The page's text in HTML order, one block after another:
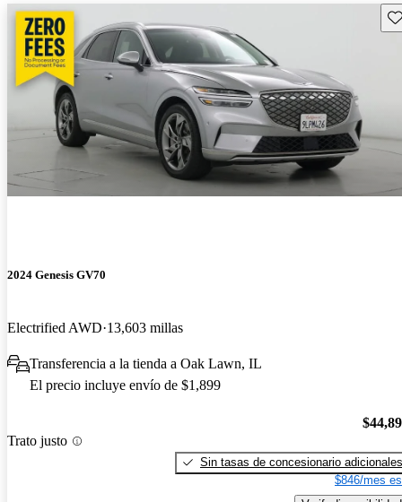
2024 Genesis GV70
Electrified AWD 13,603 millas
Transferencia a la tienda a Oak Lawn, IL
El precio incluye envío de $1,899
Trato justo
Sin tasas de concesionario adicionales
$846/mes